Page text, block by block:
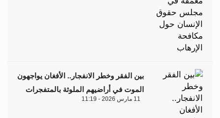
بين الفقر وخطر الانفجار.. الأفغان يواجهون
الموت في أراضيهم الملوثة بالمتفجرات
11 مارس 2026 - 11:19